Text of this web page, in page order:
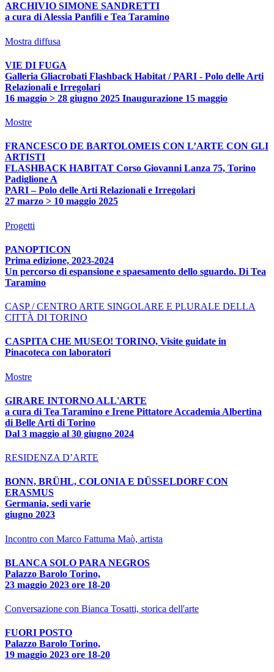
ARCHIVIO SIMONE SANDRETTI
a cura di Alessia Panfili e Tea Taramino
Mostra diffusa
VIE DI FUGA
Galleria Gliacrobati Flashback Habitat / PARI - Polo delle Arti
Relazionali e Irregolari
16 maggio > 28 giugno 2025 Inaugurazione 15 maggio
Mostre
FRANCESCO DE BARTOLOMEIS CON L’ARTE CON GLI
ARTISTI
FLASHBACK HABITAT Corso Giovanni Lanza 75, Torino
Padiglione A
PARI – Polo delle Arti Relazionali e Irregolari
27 marzo > 10 maggio 2025
Progetti
PANOPTICON
Prima edizione, 2023-2024
Un percorso di espansione e spaesamento dello sguardo. Di Tea
Taramino
CASP / CENTRO ARTE SINGOLARE E PLURALE DELLA
CITTÀ DI TORINO
CASPITA CHE MUSEO! TORINO, Visite guidate in
Pinacoteca con laboratori
Mostre
GIRARE INTORNO ALL'ARTE
a cura di Tea Taramino e Irene Pittatore Accademia Albertina
di Belle Arti di Torino
Dal 3 maggio al 30 giugno 2024
RESIDENZA D’ARTE
BONN, BRÜHL, COLONIA E DÜSSELDORF CON
ERASMUS
Germania, sedi varie
giugno 2023
Incontro con Marco Fattuma Maò, artista
BLANCA SOLO PARA NEGROS
Palazzo Barolo Torino,
23 maggio 2023 ore 18-20
Conversazione con Bianca Tosatti, storica dell'arte
FUORI POSTO
Palazzo Barolo Torino,
19 maggio 2023 ore 18-20